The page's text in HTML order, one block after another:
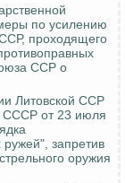
по усилению
проходящего
ССР о
Литовской ССР
СССР от 23 июля
ружей", запретив
оружия